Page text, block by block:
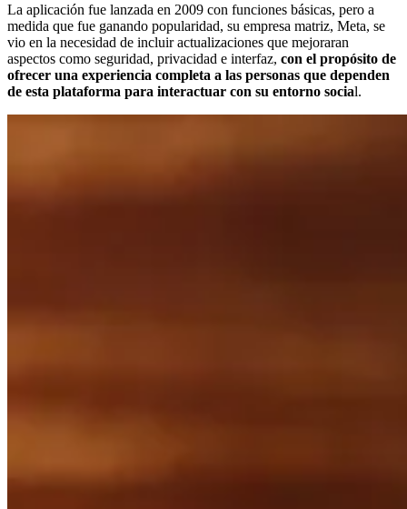
La aplicación fue lanzada en 2009 con funciones básicas, pero a
medida que fue ganando popularidad, su empresa matriz, Meta, se
vio en la necesidad de incluir actualizaciones que mejoraran
aspectos como seguridad, privacidad e interfaz, con el propósito de
ofrecer una experiencia completa a las personas que dependen
de esta plataforma para interactuar con su entorno social.